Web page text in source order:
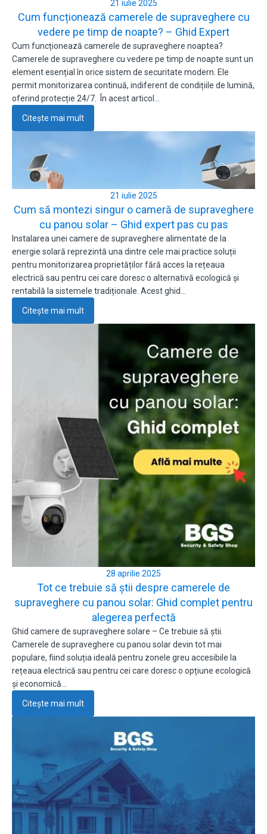
21 iulie 2025
Cum funcționează camerele de supraveghere cu
vedere pe timp de noapte? – Ghid Expert
Cum funcționează camerele de supraveghere noaptea?
Camerele de supraveghere cu vedere pe timp de noapte sunt un
element esențial în orice sistem de securitate modern. Ele
permit monitorizarea continuă, indiferent de condițiile de lumină,
oferind protecție 24/7. În acest articol…
Citește mai mult
21 iulie 2025
Cum să montezi singur o cameră de supraveghere
cu panou solar – Ghid expert pas cu pas
Instalarea unei camere de supraveghere alimentate de la
energie solară reprezintă una dintre cele mai practice soluții
pentru monitorizarea proprietăților fără acces la rețeaua
electrică sau pentru cei care doresc o alternativă ecologică și
rentabilă la sistemele tradiționale. Acest ghid…
Citește mai mult
28 aprilie 2025
Tot ce trebuie să știi despre camerele de
supraveghere cu panou solar: Ghid complet pentru
alegerea perfectă
Ghid camere de supraveghere solare – Ce trebuie să știi.
Camerele de supraveghere cu panou solar devin tot mai
populare, fiind soluția ideală pentru zonele greu accesibile la
rețeaua electrică sau pentru cei care doresc o opțiune ecologică
și economică…
Citește mai mult